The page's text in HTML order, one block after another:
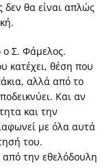
δεν θα είναι απλώς
ο Σ. Φάμελος.
κατέχει, θέση που
αλλά από το
Και αν
και την
με όλα αυτά
του.
την εθελόδουλη